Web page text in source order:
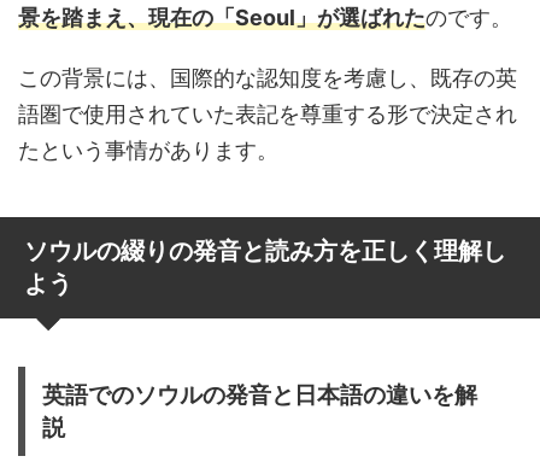
景を踏まえ、現在の「Seoul」が選ばれたのです。
この背景には、国際的な認知度を考慮し、既存の英
語圏で使用されていた表記を尊重する形で決定され
たという事情があります。
ソウルの綴りの発音と読み方を正しく理解し
よう
英語でのソウルの発音と日本語の違いを解
説